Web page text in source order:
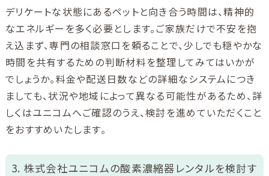
デリケートな状態にあるペットと向き合う時間は、精神的
なエネルギーを多く必要とします。ご家族だけで不安を抱
え込まず、専門の相談窓口を頼ることで、少しでも穏やかな
時間を共有するための判断材料を整理してみてはいかが
でしょうか。料金や配送日数などの詳細なシステムにつき
ましても、状況や地域によって異なる可能性があるため、詳
しくはユニコムへご確認のうえ、検討を進めていただくこと
をおすすめいたします。
3. 株式会社ユニコムの酸素濃縮器レンタルを検討す